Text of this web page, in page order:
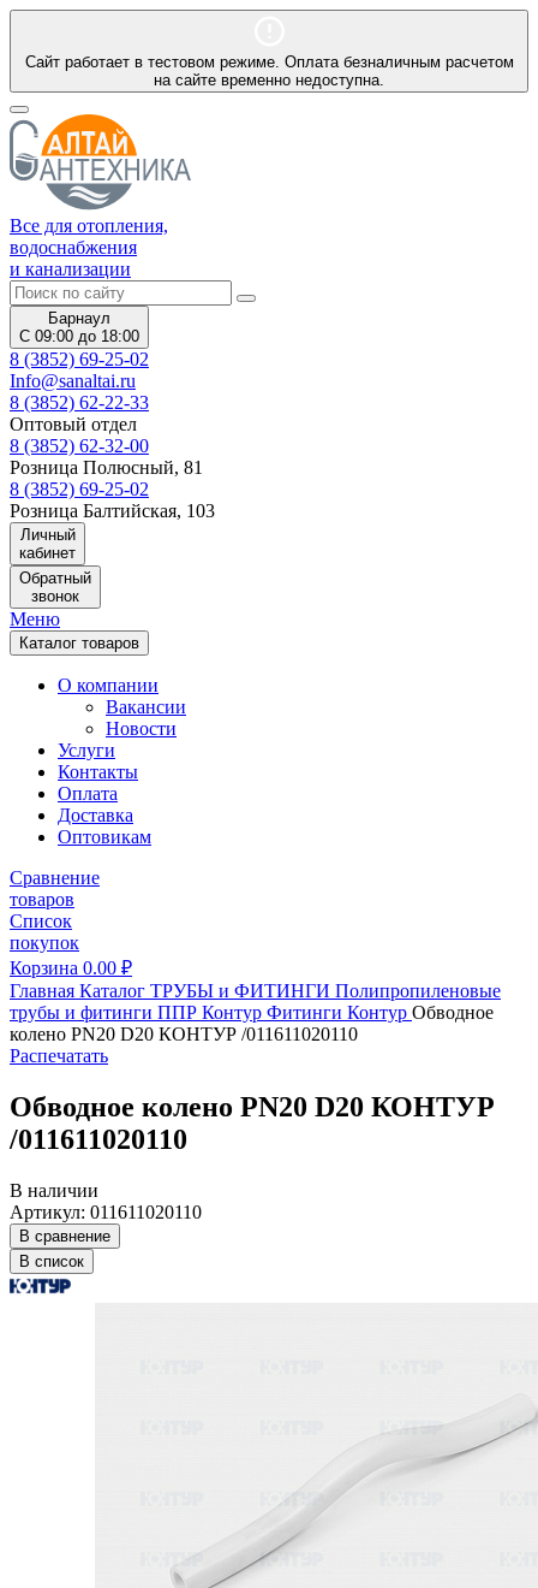
Сайт работает в тестовом режиме. Оплата безналичным расчетом
на сайте временно недоступна.
Все для отопления,
водоснабжения
и канализации
Барнаул
С 09:00 до 18:00
8 (3852) 69-25-02
Info@sanaltai.ru
8 (3852) 62-22-33
Оптовый отдел
8 (3852) 62-32-00
Розница Полюсный, 81
8 (3852) 69-25-02
Розница Балтийская, 103
Личный
кабинет
Обратный
звонок
Меню
Каталог товаров
О компании
Вакансии
Новости
Услуги
Контакты
Оплата
Доставка
Оптовикам
Сравнение
товаров
Список
покупок
Корзина 0.00 ₽
Главная Каталог ТРУБЫ и ФИТИНГИ Полипропиленовые
трубы и фитинги ППР Контур Фитинги Контур Обводное
колено PN20 D20 КОНТУР /011611020110
Распечатать
Обводное колено PN20 D20 КОНТУР
/011611020110
В наличии
Артикул: 011611020110
В сравнение
В список